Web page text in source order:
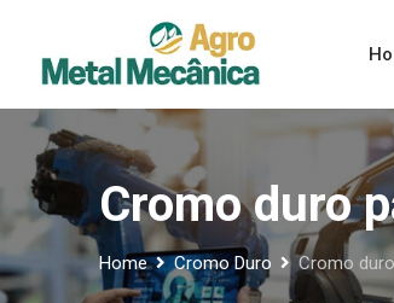
content
Cromo duro
Home Cromo Duro Cromo